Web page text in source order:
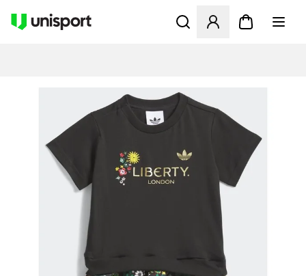
Åpner en Modal for å